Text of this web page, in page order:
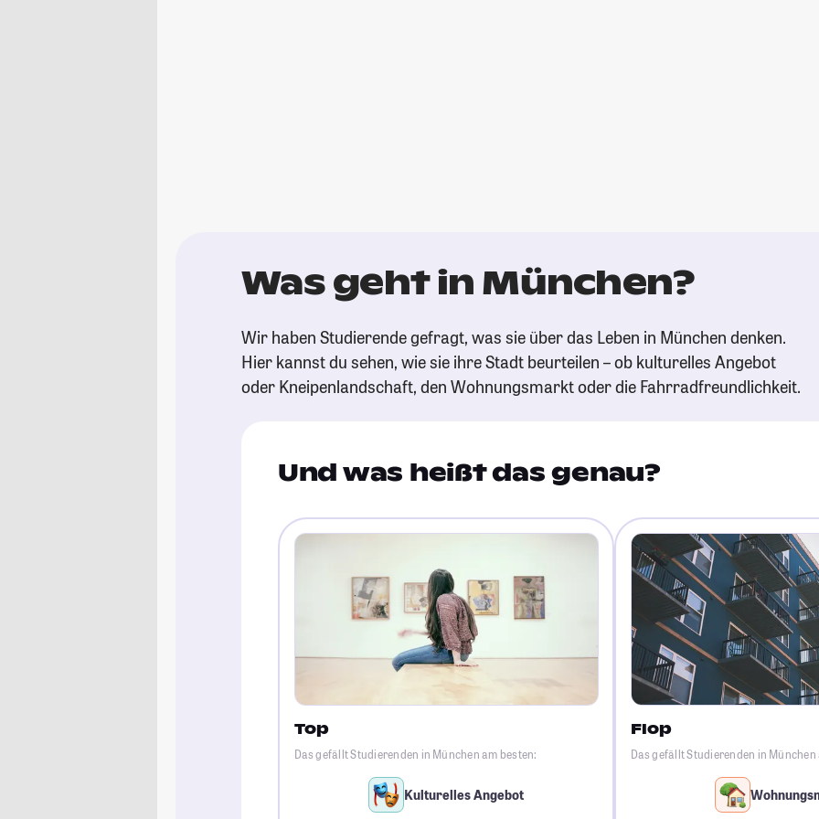
Was geht in München?
Wir haben Studierende gefragt, was sie über das Leben in München denken.
Hier kannst du sehen, wie sie ihre Stadt beurteilen – ob kulturelles Angebot
oder Kneipenlandschaft, den Wohnungsmarkt oder die Fahrradfreundlichkeit.
Und was heißt das genau?
Top
Das gefällt Studierenden in München am besten:
Kulturelles Angebot
Flop
Das gefällt Studierenden in